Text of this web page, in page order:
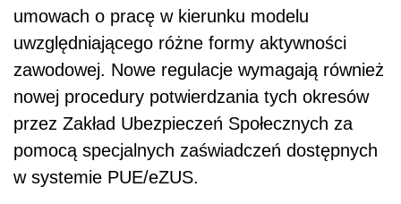
umowach o pracę w kierunku modelu
uwzględniającego różne formy aktywności
zawodowej. Nowe regulacje wymagają również
nowej procedury potwierdzania tych okresów
przez Zakład Ubezpieczeń Społecznych za
pomocą specjalnych zaświadczeń dostępnych
w systemie PUE/eZUS.